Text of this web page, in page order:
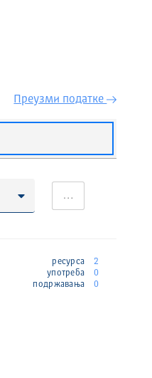
Преузми податкe
…
ресурса
2
употреба
0
подржавања
0